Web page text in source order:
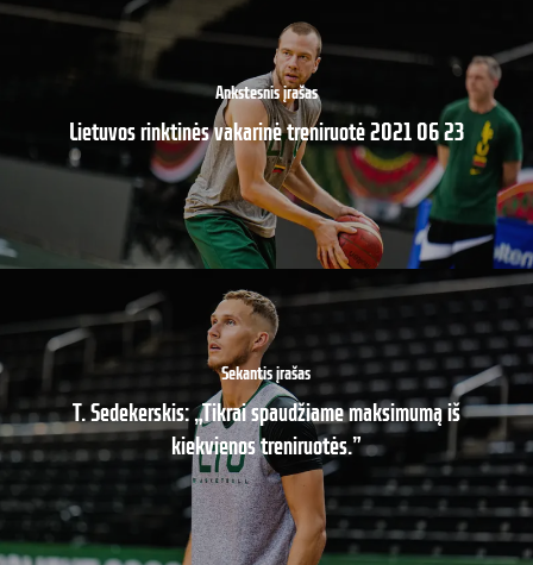
Ankstesnis įrašas
Lietuvos rinktinės vakarinė treniruotė 2021 06 23
Sekantis įrašas
T. Sedekerskis: „Tikrai spaudžiame maksimumą iš
kiekvienos treniruotės.”